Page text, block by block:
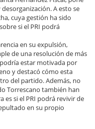
A esto se
cuya gestión ha sido
si el PRI podrá
en su expulsión,
de una resolución de más
podría estar motivada por
y destacó cómo esta
del partido. Además, no
Torrescano también han
es si el PRI podrá revivir de
en su propio